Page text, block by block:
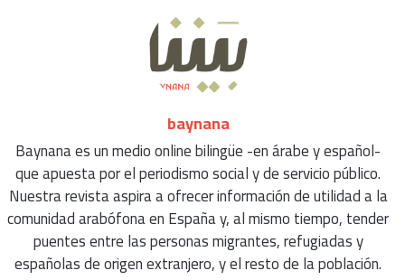
baynana
Baynana es un medio online bilingüe -en árabe y español-
que apuesta por el periodismo social y de servicio público.
Nuestra revista aspira a ofrecer información de utilidad a la
comunidad arabófona en España y, al mismo tiempo, tender
puentes entre las personas migrantes, refugiadas y
españolas de origen extranjero, y el resto de la población.